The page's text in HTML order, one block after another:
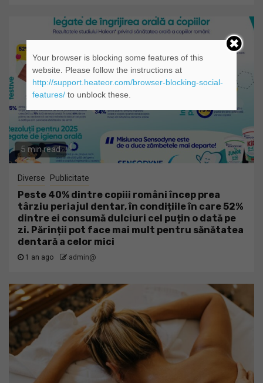
5 min read
Diverse Publicitate
Peste 40% dintre copiii români încep prea
târziu periajul dentar, în condițiile în care 52%
dintre ei consumă dulciuri cel puțin o dată pe
zi. Părinții pot face mai mult pentru sănătatea
dentară a celor mici
1 an ago admin@
Your browser is blocking some features of this
website. Please follow the instructions at
http://support.heateor.com/browser-blocking-social-
features/to unblock these.